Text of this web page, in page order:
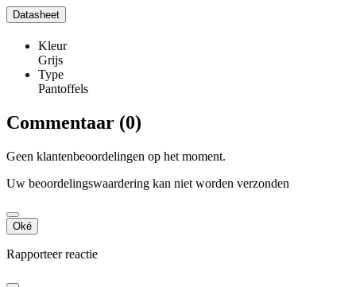
Datasheet
Kleur
Grijs
Type
Pantoffels
Commentaar (0)
Geen klantenbeoordelingen op het moment.
Uw beoordelingswaardering kan niet worden verzonden
Oké
Rapporteer reactie